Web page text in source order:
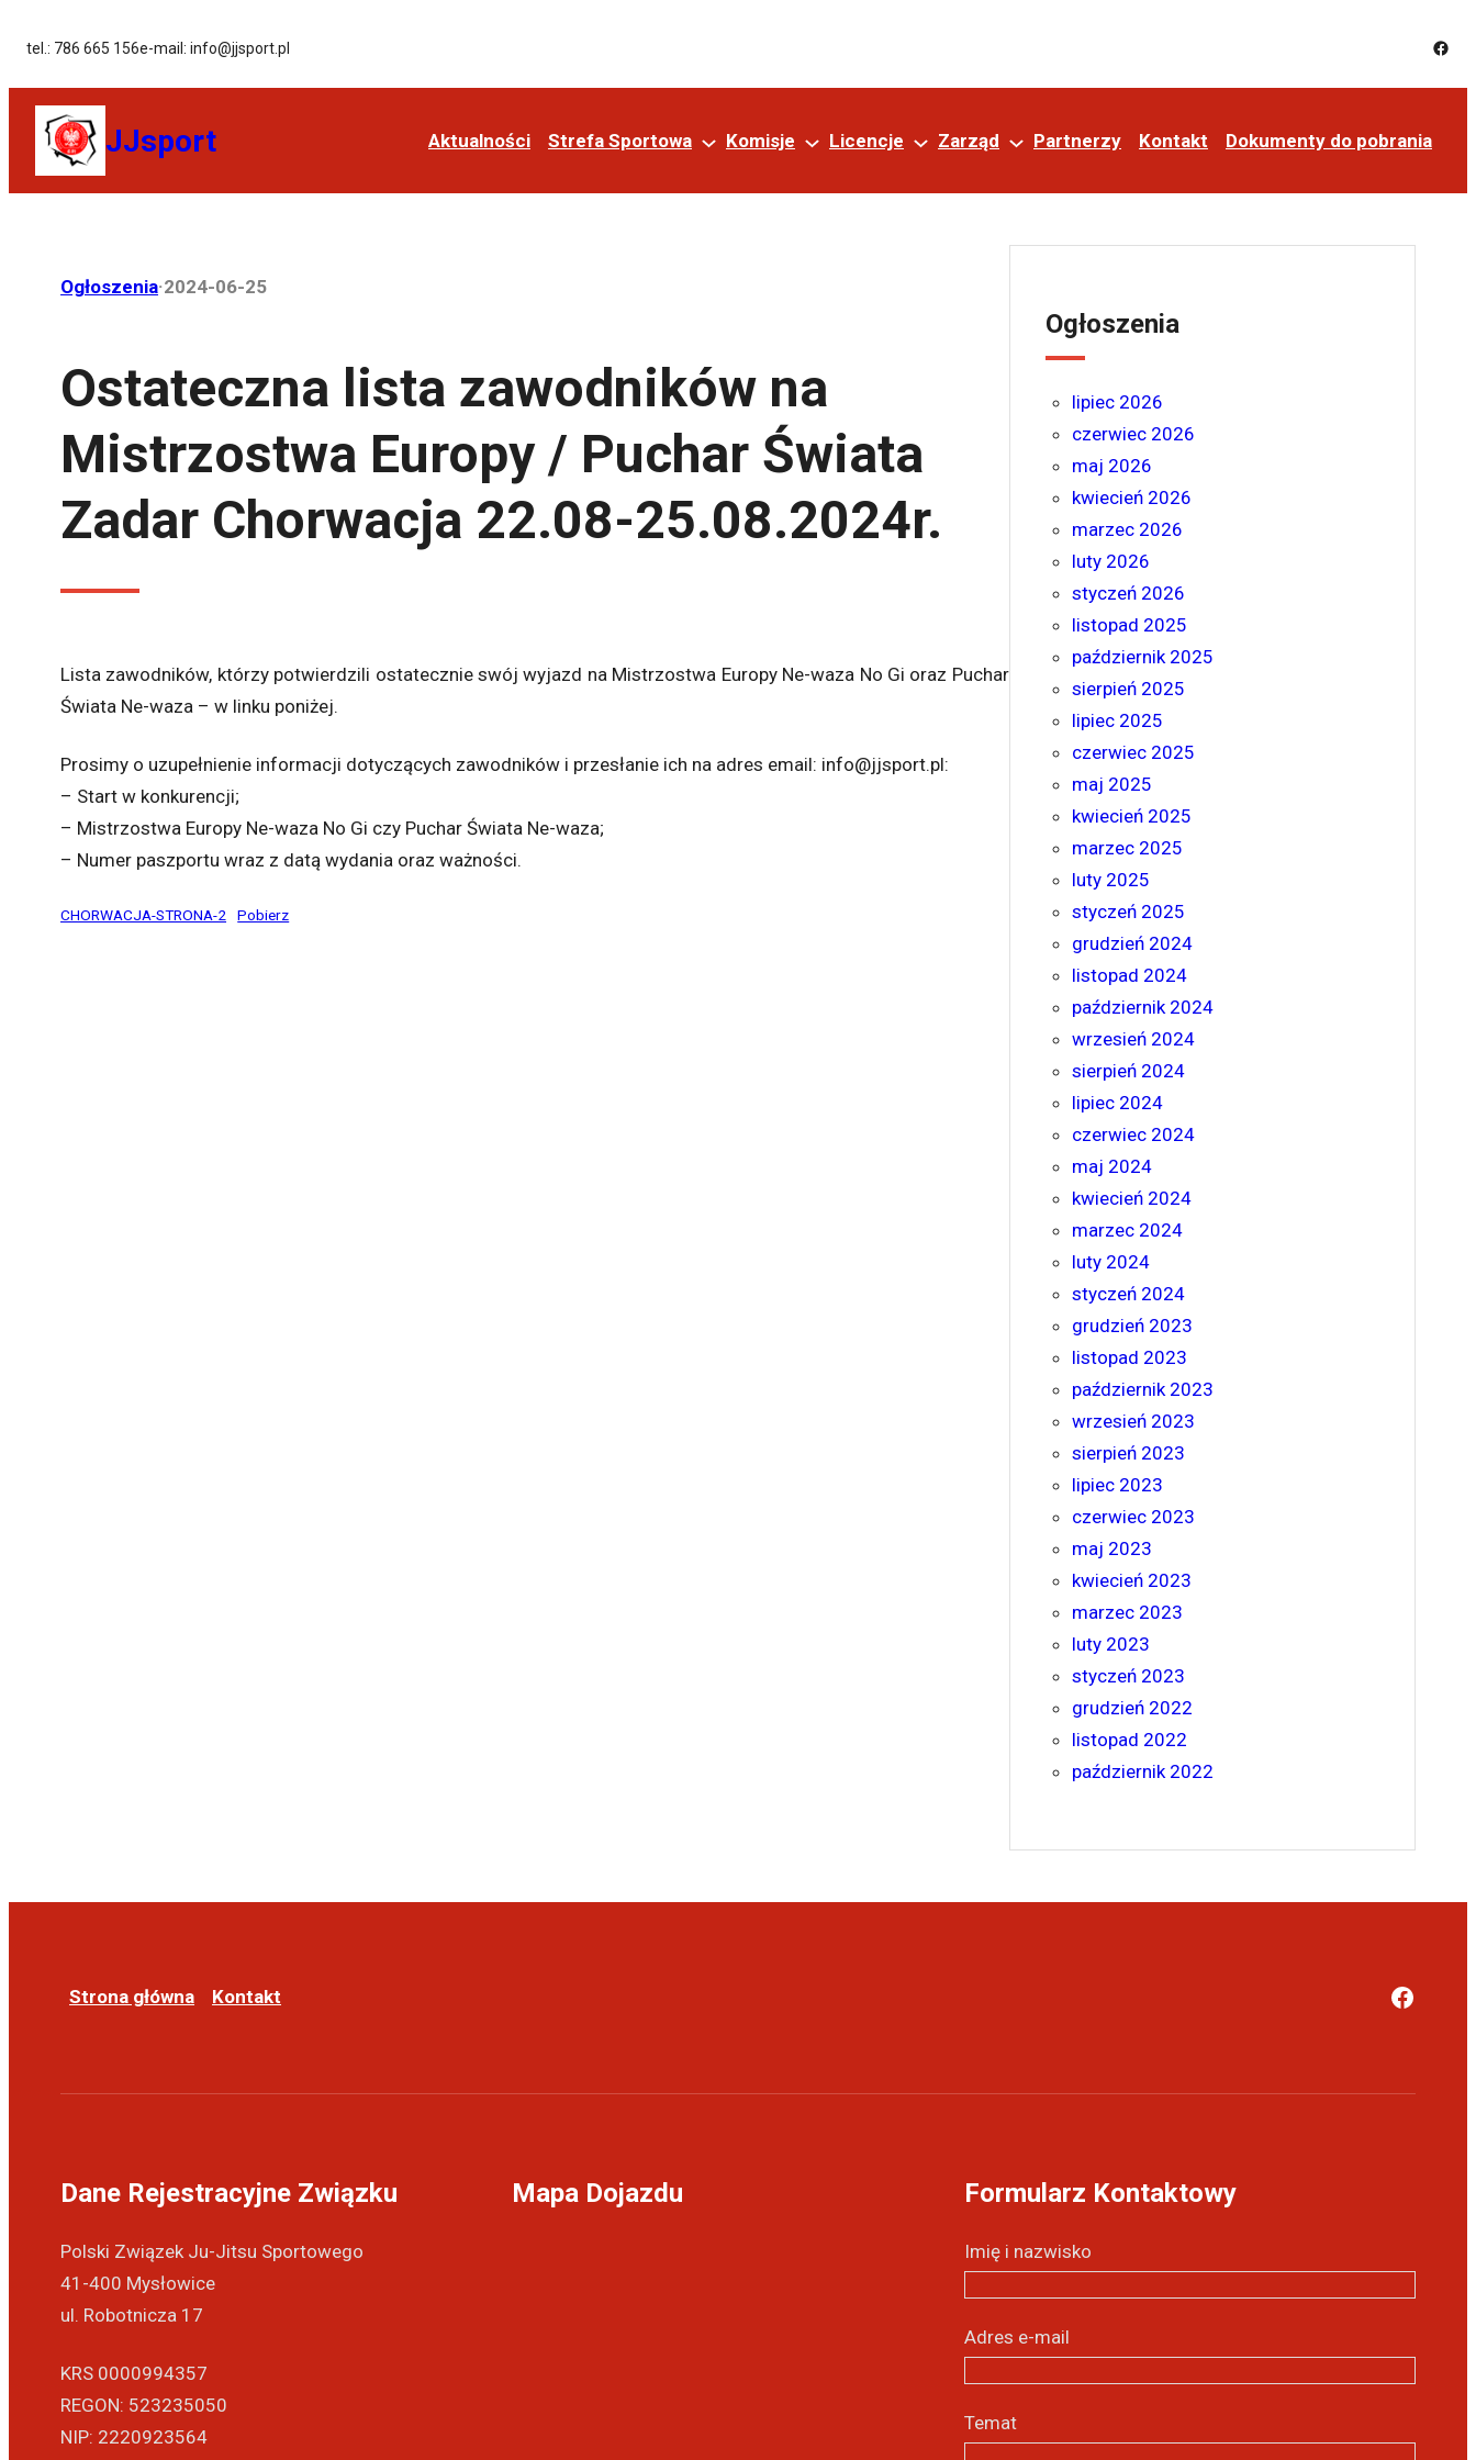
tel.: 786 665 156e-mail: info@jjsport.pl
JJsport Aktualności Strefa Sportowa Komisje Licencje Zarząd Partnerzy Kontakt Dokumenty do pobrania
Ogłoszenia·2024-06-25
Ostateczna lista zawodników na
Mistrzostwa Europy / Puchar Świata
Zadar Chorwacja 22.08-25.08.2024r.
Lista zawodników, którzy potwierdzili ostatecznie swój wyjazd na Mistrzostwa Europy Ne-waza No Gi oraz Puchar
Świata Ne-waza – w linku poniżej.
Prosimy o uzupełnienie informacji dotyczących zawodników i przesłanie ich na adres email: info@jjsport.pl:
– Start w konkurencji;
– Mistrzostwa Europy Ne-waza No Gi czy Puchar Świata Ne-waza;
– Numer paszportu wraz z datą wydania oraz ważności.
CHORWACJA-STRONA-2 Pobierz
Ogłoszenia
lipiec 2026
czerwiec 2026
maj 2026
kwiecień 2026
marzec 2026
luty 2026
styczeń 2026
listopad 2025
październik 2025
sierpień 2025
lipiec 2025
czerwiec 2025
maj 2025
kwiecień 2025
marzec 2025
luty 2025
styczeń 2025
grudzień 2024
listopad 2024
październik 2024
wrzesień 2024
sierpień 2024
lipiec 2024
czerwiec 2024
maj 2024
kwiecień 2024
marzec 2024
luty 2024
styczeń 2024
grudzień 2023
listopad 2023
październik 2023
wrzesień 2023
sierpień 2023
lipiec 2023
czerwiec 2023
maj 2023
kwiecień 2023
marzec 2023
luty 2023
styczeń 2023
grudzień 2022
listopad 2022
październik 2022
Strona główna Kontakt
Dane Rejestracyjne Związku
Polski Związek Ju-Jitsu Sportowego
41-400 Mysłowice
ul. Robotnicza 17
KRS 0000994357
REGON: 523235050
NIP: 2220923564
Mapa Dojazdu Formularz Kontaktowy
Imię i nazwisko
Adres e-mail
Temat